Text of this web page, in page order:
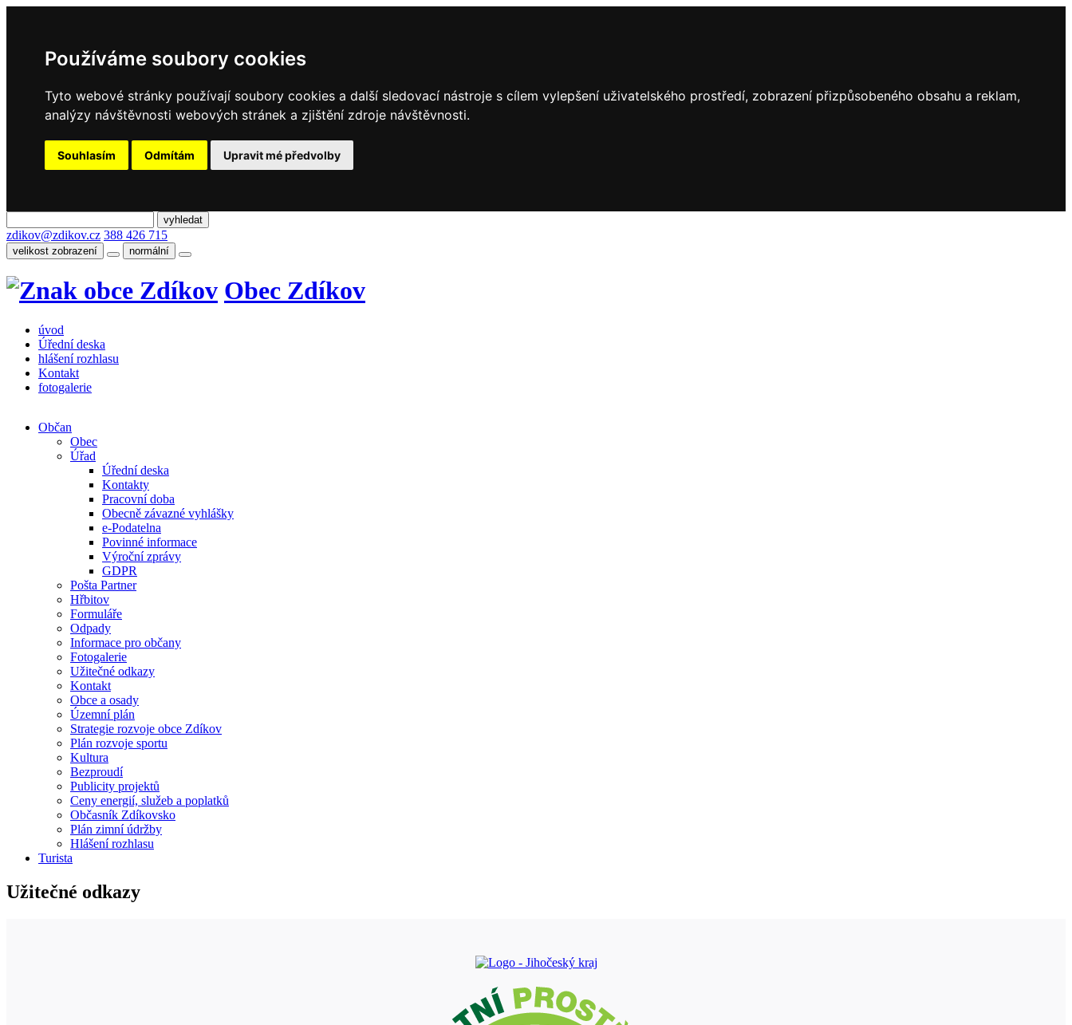
Používáme soubory cookies
Tyto webové stránky používají soubory cookies a další sledovací nástroje s cílem vylepšení uživatelského prostředí, zobrazení přizpůsobeného obsahu a reklam,
analýzy návštěvnosti webových stránek a zjištění zdroje návštěvnosti.
Souhlasím Odmítám Upravit mé předvolby
zdikov@zdikov.cz 388 426 715
velikost zobrazení normální
Obec Zdíkov
úvod
Úřední deska
hlášení rozhlasu
Kontakt
fotogalerie
Občan
Obec
Úřad
Úřední deska
Kontakty
Pracovní doba
Obecně závazné vyhlášky
e-Podatelna
Povinné informace
Výroční zprávy
GDPR
Pošta Partner
Hřbitov
Formuláře
Odpady
Informace pro občany
Fotogalerie
Užitečné odkazy
Kontakt
Obce a osady
Územní plán
Strategie rozvoje obce Zdíkov
Plán rozvoje sportu
Kultura
Bezproudí
Publicity projektů
Ceny energií, služeb a poplatků
Občasník Zdíkovsko
Plán zimní údržby
Hlášení rozhlasu
Turista
Užitečné odkazy